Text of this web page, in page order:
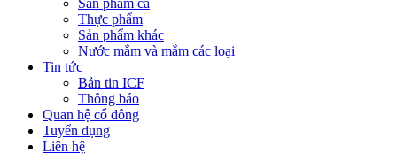
Sản phẩm cá
Thực phẩm
Sản phẩm khác
Nước mắm và mắm các loại
Tin tức
Bản tin ICF
Thông báo
Quan hệ cổ đông
Tuyển dụng
Liên hệ